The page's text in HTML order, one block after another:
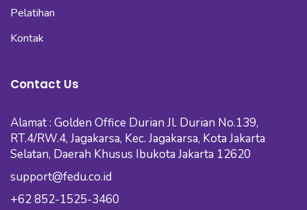
Pelatihan
Kontak
Contact Us
Alamat : Golden Office Durian Jl. Durian No.139,
RT.4/RW.4, Jagakarsa, Kec. Jagakarsa, Kota Jakarta
Selatan, Daerah Khusus Ibukota Jakarta 12620
support@fedu.co.id
+62 852-1525-3460